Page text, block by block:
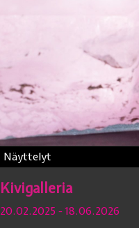
Näyttelyt
Kivigalleria
20.02.2025 - 18.06.2026